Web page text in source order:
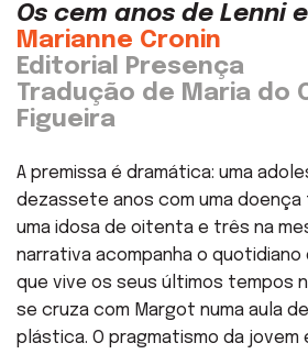
Os cem anos de Lenni
Marianne Cronin
Editorial Presença
Tradução de Maria do
Figueira
A premissa é dramática: uma
dezassete anos com uma
uma idosa de oitenta e três na
narrativa acompanha o quotidiano
que vive os seus últimos tempos
se cruza com Margot numa aula
plástica. O pragmatismo da jovem